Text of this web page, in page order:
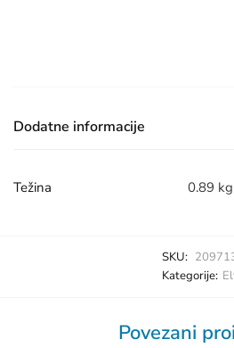
Dodatne informacije
Težina 0.89 kg
SKU:
Kategorije:
Povezani